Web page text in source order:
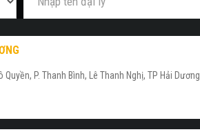
Quyền, P. Thanh Bình, Lê Thanh Nghị, TP Hải Dương